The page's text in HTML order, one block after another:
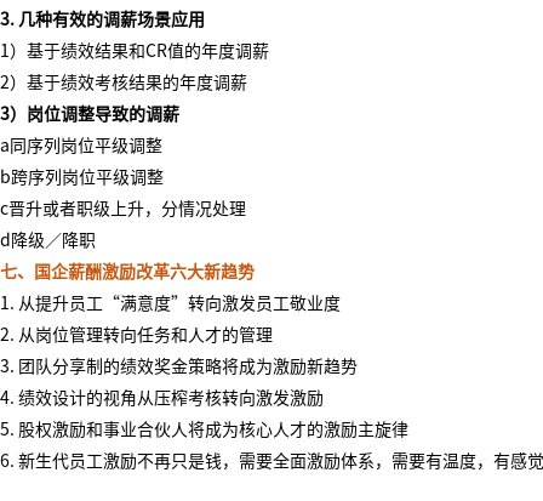
3. 几种有效的调薪场景应用
1）基于绩效结果和CR值的年度调薪
2）基于绩效考核结果的年度调薪
3）岗位调整导致的调薪
a同序列岗位平级调整
b跨序列岗位平级调整
c晋升或者职级上升，分情况处理
d降级／降职
七、 国企薪酬激励改革六大新趋势
1. 从提升员工 “满意度”转向激发员工敬业度
2. 从岗位管理转向任务和人才的管理
3. 团队分享制的绩效奖金策略将成为激励新趋势
4. 绩效设计的视角从压榨考核转向激发激励
5. 股权激励和事业合伙人将成为核心人才的激励主旋律
6. 新生代员工激励不再只是钱，需要全面激励体系，需要有温度，有感觉